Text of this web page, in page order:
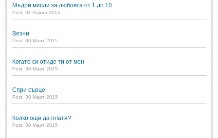
ПОЖЕЛАНИЯ
Рожден ден
Имен ден (3)
Осми март
Свети Валентин
Коледа
Мъдри мисли за любовта от 1 до 10
Post: 01 Април 2015
Везни
Post: 30 Март 2015
Когато си отиде ти от мен
Post: 30 Март 2015
Спри сърце
Post: 30 Март 2015
Колко още да платя?
Post: 30 Март 2015